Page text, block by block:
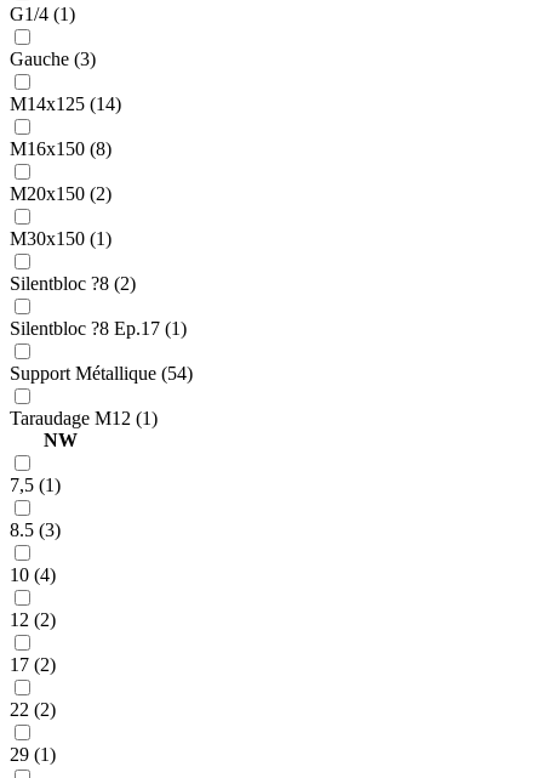
G1/4 (1)
Gauche (3)
M14x125 (14)
M16x150 (8)
M20x150 (2)
M30x150 (1)
Silentbloc ?8 (2)
Silentbloc ?8 Ep.17 (1)
Support Métallique (54)
Taraudage M12 (1)
NW
7,5 (1)
8.5 (3)
10 (4)
12 (2)
17 (2)
22 (2)
29 (1)